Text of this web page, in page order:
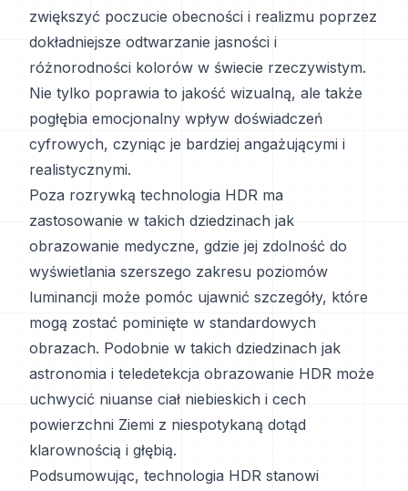
zwiększyć poczucie obecności i realizmu poprzez
dokładniejsze odtwarzanie jasności i
różnorodności kolorów w świecie rzeczywistym.
Nie tylko poprawia to jakość wizualną, ale także
pogłębia emocjonalny wpływ doświadczeń
cyfrowych, czyniąc je bardziej angażującymi i
realistycznymi.
Poza rozrywką technologia HDR ma
zastosowanie w takich dziedzinach jak
obrazowanie medyczne, gdzie jej zdolność do
wyświetlania szerszego zakresu poziomów
luminancji może pomóc ujawnić szczegóły, które
mogą zostać pominięte w standardowych
obrazach. Podobnie w takich dziedzinach jak
astronomia i teledetekcja obrazowanie HDR może
uchwycić niuanse ciał niebieskich i cech
powierzchni Ziemi z niespotykaną dotąd
klarownością i głębią.
Podsumowując, technologia HDR stanowi